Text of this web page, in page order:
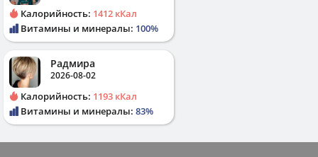
Калорийность: 1412 кКал
Витамины и минералы: 100%
Радмира
2026-08-02
Калорийность: 1193 кКал
Витамины и минералы: 83%